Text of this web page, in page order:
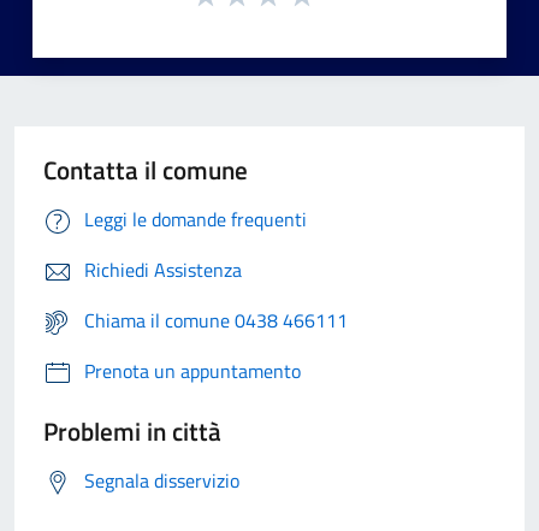
Contatta il comune
Leggi le domande frequenti
Richiedi Assistenza
Chiama il comune 0438 466111
Prenota un appuntamento
Problemi in città
Segnala disservizio